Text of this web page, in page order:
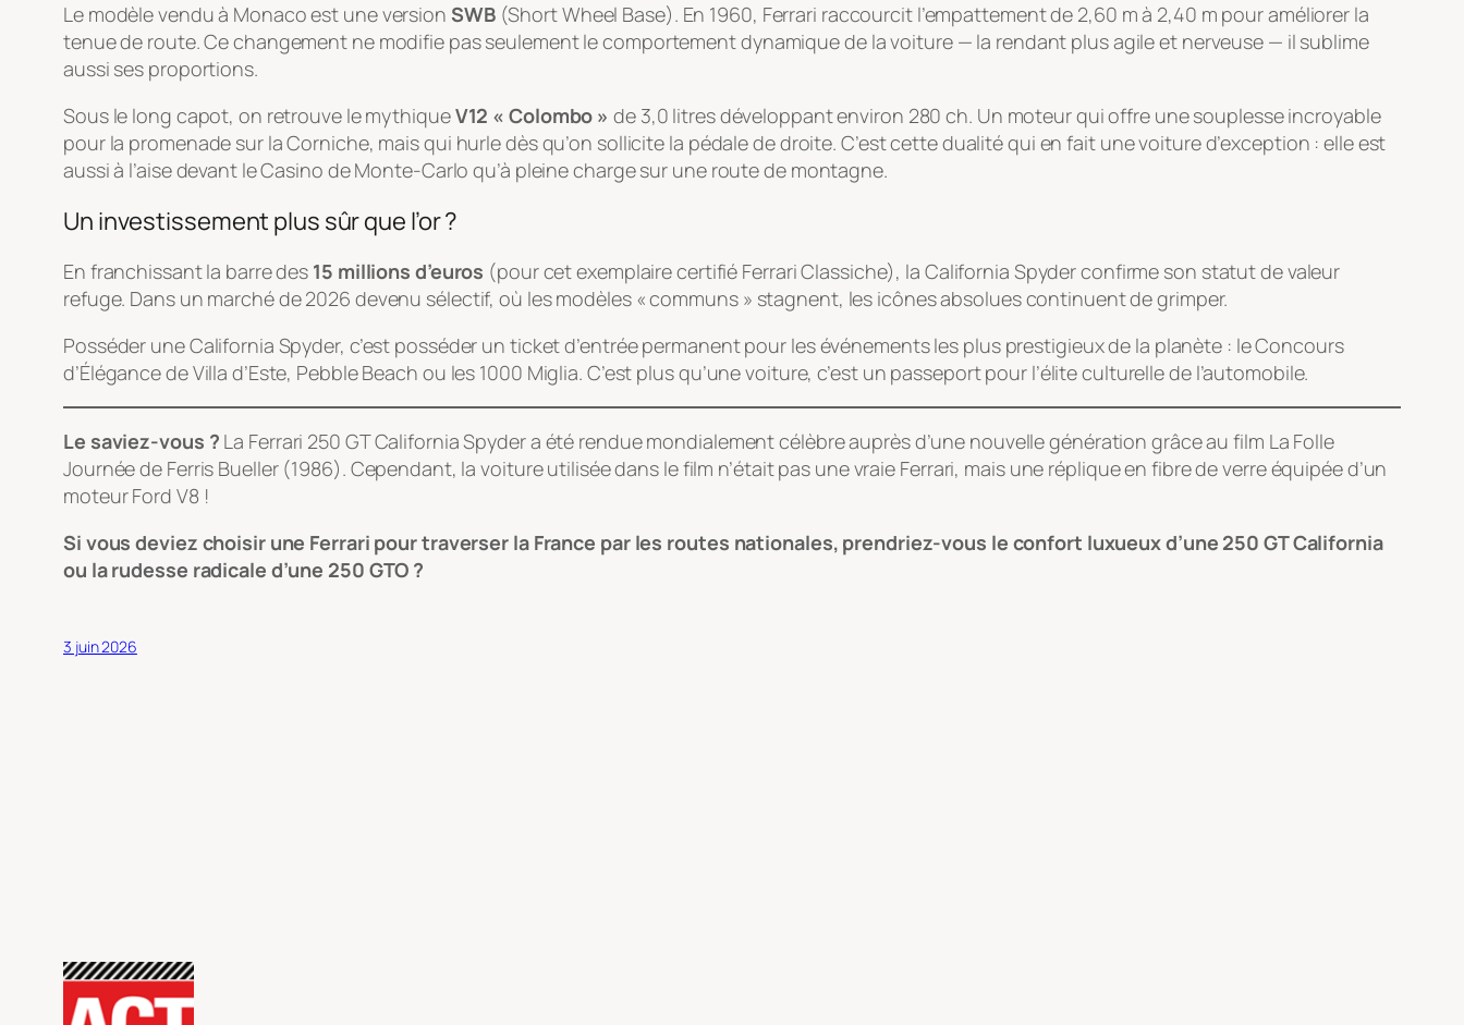
Le modèle vendu à Monaco est une version SWB(Short Wheel Base). En 1960, Ferrari raccourcit l’empattement de 2,60 m à 2,40 m pour améliorer la
tenue de route. Ce changement ne modifie pas seulement le comportement dynamique de la voiture — la rendant plus agile et nerveuse — il sublime
aussi ses proportions.
Sous le long capot, on retrouve le mythiqueV12 « Colombo » de 3,0 litres développant environ 280 ch. Un moteur qui offre une souplesse incroyable
pour la promenade sur la Corniche, mais qui hurle dès qu’on sollicite la pédale de droite. C’est cette dualité qui en fait une voiture d’exception : elle est
aussi à l’aise devant le Casino de Monte-Carlo qu’à pleine charge sur une route de montagne.
Un investissement plus sûr que l’or ?
En franchissant la barre des 15 millions d’euros (pour cet exemplaire certifié Ferrari Classiche), la California Spyder confirme son statut de valeur
refuge. Dans un marché de 2026 devenu sélectif, où les modèles « communs » stagnent, les icônes absolues continuent de grimper.
Posséder une California Spyder, c’est posséder un ticket d’entrée permanent pour les événements les plus prestigieux de la planète : le Concours
d’Élégance de Villa d’Este, Pebble Beach ou les 1000 Miglia. C’est plus qu’une voiture, c’est un passeport pour l’élite culturelle de l’automobile.
Le saviez-vous ? La Ferrari 250 GT California Spyder a été rendue mondialement célèbre auprès d’une nouvelle génération grâce au film La Folle
Journée de Ferris Bueller(1986). Cependant, la voiture utilisée dans le film n’était pas une vraie Ferrari, mais une réplique en fibre de verre équipée d’un
moteur Ford V8 !
Si vous deviez choisir une Ferrari pour traverser la France par les routes nationales, prendriez-vous le confort luxueux d’une 250 GT California
ou la rudesse radicale d’une 250 GTO ?
3 juin 2026